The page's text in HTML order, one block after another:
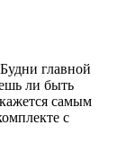
главной
ли быть
самым
с